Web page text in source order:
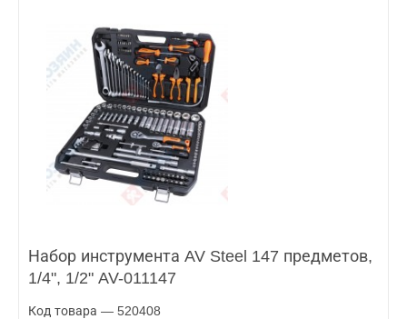
Набор инструмента AV Steel 147 предметов,
1/4", 1/2" AV-011147
Код товара — 520408